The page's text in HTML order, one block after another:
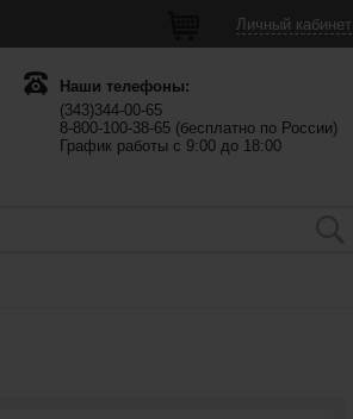
Личный кабинет
Наши телефоны:
(343)344-00-65
8-800-100-38-65 (бесплатно по России)
График работы с 9:00 до 18:00